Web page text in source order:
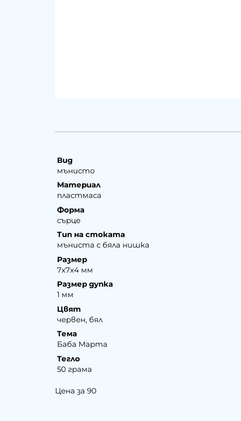
Вид
мънисто
Материал
пластмаса
Форма
сърце
Тип на стоката
мъниста с бяла нишка
Размер
7x7x4 мм
Размер дупка
1 мм
Цвят
червен, бял
Тема
Баба Марта
Тегло
50 грама
Цена за 90